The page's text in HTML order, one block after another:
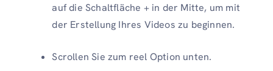
auf die Schaltfläche + in der Mitte, um mit
der Erstellung Ihres Videos zu beginnen.
Scrollen Sie zum reel Option unten.